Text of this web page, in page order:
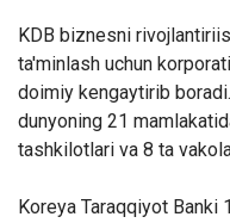
KDB biznesni
ta'minlash uchun
doimiy kengaytirib
dunyoning 21
tashkilotlari va 8 ta
Koreya Taraqqiyot Banki